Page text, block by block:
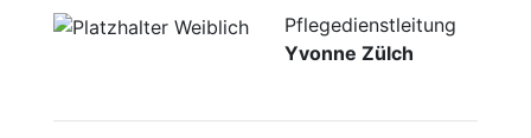
Pflegedienstleitung
Yvonne Zülch